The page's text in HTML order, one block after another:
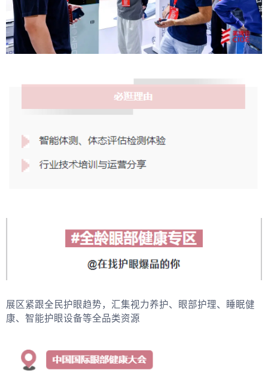
展区紧跟全民护眼趋势，汇集视力养护、眼部护理、睡眠健
康、智能护眼设备等全品类资源